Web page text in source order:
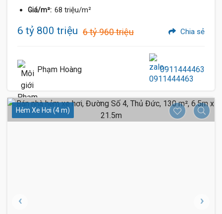
Giá/m²: 68 triệu/m²
6 tỷ 800 triệu 6 tỷ 960 triệu Chia sẻ
Phạm Hoàng 0911444463
Hẻm Xe Hơi (4 m)